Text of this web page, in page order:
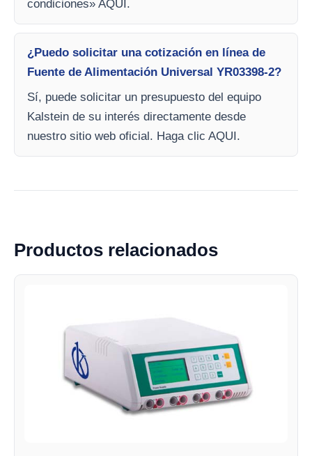
condiciones» AQUI.
¿Puedo solicitar una cotización en línea de
Fuente de Alimentación Universal YR03398-2?
Sí, puede solicitar un presupuesto del equipo
Kalstein de su interés directamente desde
nuestro sitio web oficial. Haga clic AQUI.
Productos relacionados